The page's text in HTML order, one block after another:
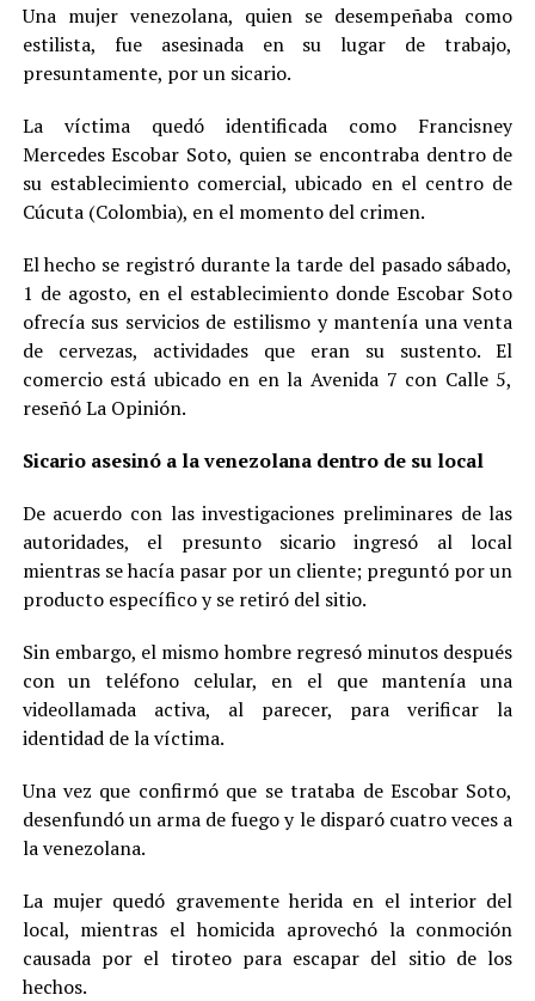
Una mujer venezolana, quien se desempeñaba como
estilista, fue asesinada en su lugar de trabajo,
presuntamente, por un sicario.
La víctima quedó identificada como Francisney
Mercedes Escobar Soto, quien se encontraba dentro de
su establecimiento comercial, ubicado en el centro de
Cúcuta (Colombia), en el momento del crimen.
El hecho se registró durante la tarde del pasado sábado,
1 de agosto, en el establecimiento donde Escobar Soto
ofrecía sus servicios de estilismo y mantenía una venta
de cervezas, actividades que eran su sustento. El
comercio está ubicado en en la Avenida 7 con Calle 5,
reseñó La Opinión.
Sicario asesinó a la venezolana dentro de su local
De acuerdo con las investigaciones preliminares de las
autoridades, el presunto sicario ingresó al local
mientras se hacía pasar por un cliente; preguntó por un
producto específico y se retiró del sitio.
Sin embargo, el mismo hombre regresó minutos después
con un teléfono celular, en el que mantenía una
videollamada activa, al parecer, para verificar la
identidad de la víctima.
Una vez que confirmó que se trataba de Escobar Soto,
desenfundó un arma de fuego y le disparó cuatro veces a
la venezolana.
La mujer quedó gravemente herida en el interior del
local, mientras el homicida aprovechó la conmoción
causada por el tiroteo para escapar del sitio de los
hechos.